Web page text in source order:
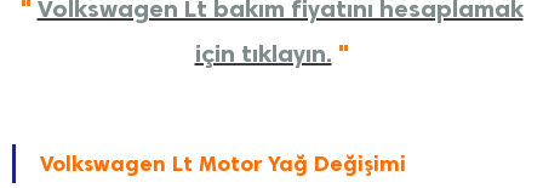
" Volkswagen Lt bakım fiyatını hesaplamak
için tıklayın. "
Volkswagen Lt Motor Yağ Değişimi